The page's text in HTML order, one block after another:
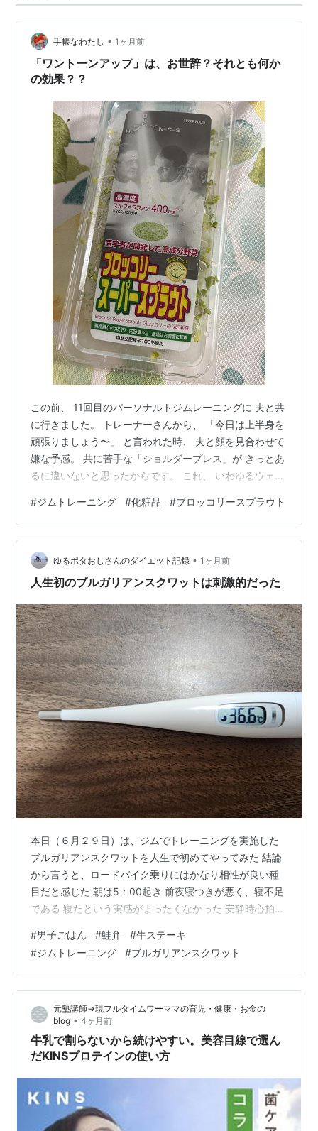
手帳なわたし • 1ヶ月前
「ワントーンアップ」は、お世辞？それとも何か
の効果？？
この前、 11回目のパーソナルトジムレーニングに 夫と共
に行きました。 トレーナーさんから、 「今日は上半身を
頑張りましょう〜」 と言われた時、 夫と顔を見合わせて
嫌な予感。 共に苦手な「ショルダープレス」が きっとあ
るに違いないと思ったからです。 これ、 いわゆるウェイ
わたしと同じ軽めの錘を使ってる。 この日、5種目やっ
たのですが、 やはりこれが入ってました・・・・。 必死
に持ち上げていたら、 「力を入れる時に息を吐きましょ
う」と注意を受けて。 力を入れると血圧がぐんと上がる
んですよね。 怖い、怖い。 それでも、10回の3セットの
#ジムトレーニング #化粧品 #ブロッコリースプラウト
ゆるポタおじさんのダイエット記録 • 1ヶ月前
人生初のブルガリアンスクワットは刺激的だった
本日（６月２９日）は、ジムでトレーニングを実施した
ブルガリアンスクワットを人生で初めてやってみた 結論
から言うと、ロードバイク乗りにはかなり相性が良い種
目だと感じた 朝は5：00起き 前夜寝つきが悪く、寝不足
である 寝たという実感がまったくなかった 安静時心拍
は、幻だったのであろう 朝・昼ごはん 06.29_朝ごはん
06.29_昼ごはん みそ汁の具はナス スープジャーにナスみ
そ汁は合わなかった トロトロになりすぎてしまう そうい
う食感が好きな方はいるであろうが・・・ 職場では、軽
度熱中症の作業員が出た 少し休んで、OS-1を２…
#男子ごはん #鮭弁 #牛ステーキ
#ジムトレーニング #ブルガリアンスクワット
元塾講師→現フルタイムワーママの育児・健康・お金の
blog • 4ヶ月前
牛乳で割らないから続けやすい。美容目線で選ん
だKINSプロテインの使い方